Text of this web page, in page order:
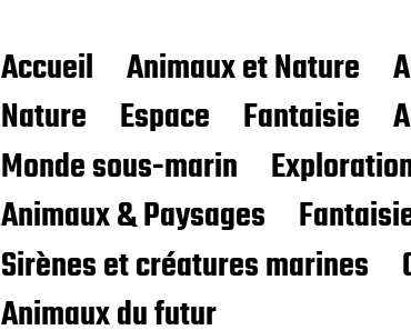
Accueil Animaux et Nature
Nature
Espace Fantaisie
Monde sous-marin
Animaux & Paysages
Sirènes et créatures marines
Animaux du futur